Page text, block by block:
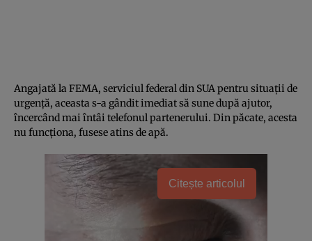
Angajată la FEMA, serviciul federal din SUA pentru situaţii de
urgenţă, aceasta s-a gândit imediat să sune după ajutor,
încercând mai întâi telefonul partenerului. Din păcate, acesta
nu funcţiona, fusese atins de apă.
Citește articolul